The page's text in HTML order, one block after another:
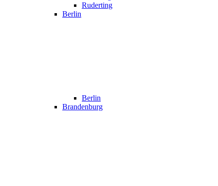
Ruderting
Berlin
Berlin
Brandenburg